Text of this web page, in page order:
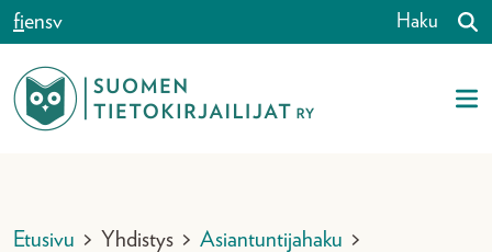
Siirry sisältöön
fiensv Haku
Etusivu > Yhdistys > Asiantuntijahaku >